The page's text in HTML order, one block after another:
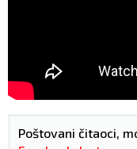
Poštovani čitaoci,